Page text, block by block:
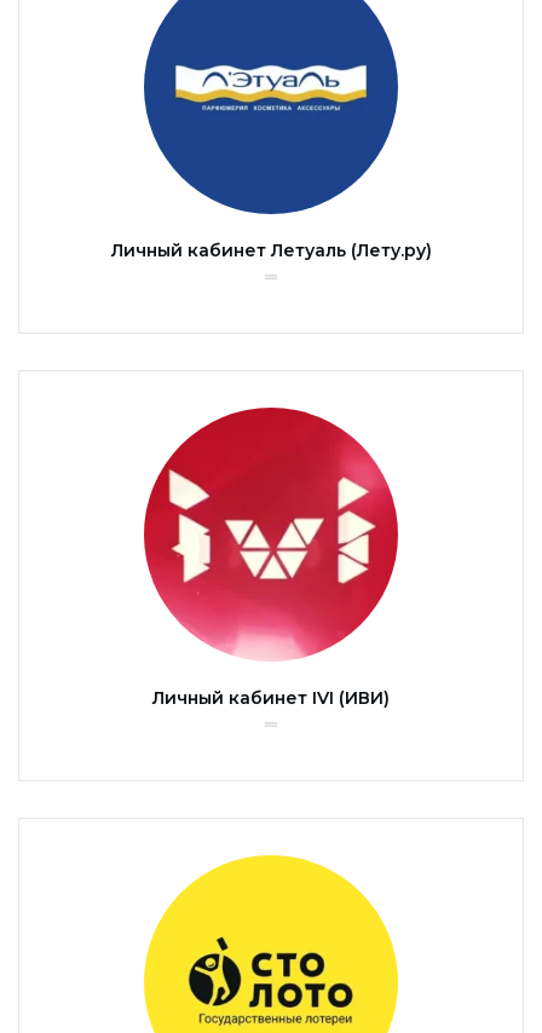
Личный кабинет Летуаль (Лету.ру)
Личный кабинет IVI (ИВИ)